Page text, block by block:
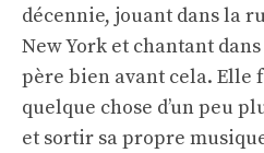
décennie, jouant dans la
New York et chantant
père bien avant cela. Elle
quelque chose d’un peu
et sortir sa propre